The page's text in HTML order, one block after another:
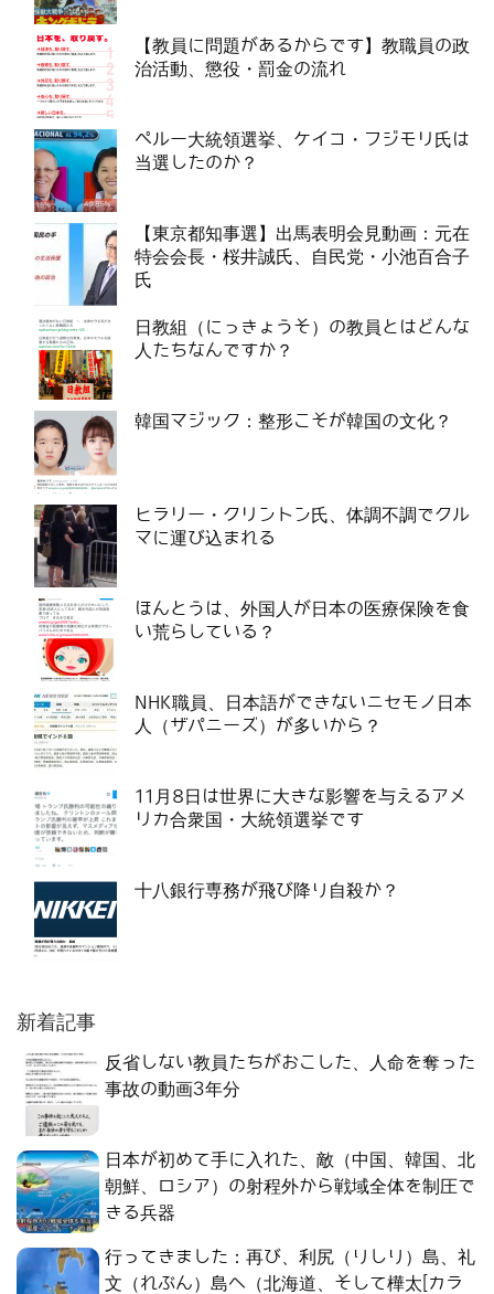
【教員に問題があるからです】教職員の政
治活動、懲役・罰金の流れ
ペルー大統領選挙、ケイコ・フジモリ氏は
当選したのか？
【東京都知事選】出馬表明会見動画：元在
特会会長・桜井誠氏、自民党・小池百合子
氏
日教組（にっきょうそ）の教員とはどんな
人たちなんですか？
韓国マジック：整形こそが韓国の文化？
ヒラリー・クリントン氏、体調不調でクル
マに運び込まれる
ほんとうは、外国人が日本の医療保険を食
い荒らしている？
NHK職員、日本語ができないニセモノ日本
人（ザパニーズ）が多いから？
11月8日は世界に大きな影響を与えるアメ
リカ合衆国・大統領選挙です
十八銀行専務が飛び降り自殺か？
新着記事
反省しない教員たちがおこした、人命を奪った
事故の動画3年分
日本が初めて手に入れた、敵（中国、韓国、北
朝鮮、ロシア）の射程外から戦域全体を制圧で
きる兵器
行ってきました：再び、利尻（りしり）島、礼
文（れぶん）島へ（北海道、そして樺太[カラ